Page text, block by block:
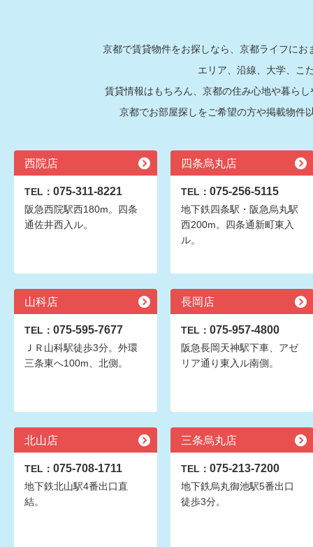
京都で賃貸物件をお探しなら、京都ライフに
エリア、沿線、大学、こ
賃貸情報はもちろん、京都の住み心地や暮ら
京都でお部屋探しをご希望の方や掲載物件
西院店
TEL： 075-311-8221
阪急西院駅西180m。四条
通佐井西入ル。
四条烏丸店
TEL： 075-256-5115
地下鉄四条駅・阪急烏丸駅
西200m。四条通新町東入
ル。
山科店
TEL： 075-595-7677
ＪＲ山科駅徒歩3分。外環
三条東へ100m、北側。
長岡店
TEL： 075-957-4800
阪急長岡天神駅下車、アゼ
リア通り東入ル南側。
北山店
TEL： 075-708-1711
地下鉄北山駅4番出口直
結。
三条烏丸店
TEL： 075-213-7200
地下鉄烏丸御池駅5番出口
徒歩3分。